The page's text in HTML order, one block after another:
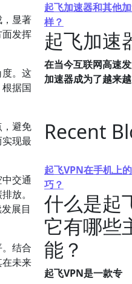
显著
发挥
。这
据国
避免
现最
交通
放。
展目
结合
未来
起飞加速器和其他
样？
起飞加速
在当今互联网高速
加速器成为了越来
Recent
起飞VPN在手机上
巧？
什么是起
它有哪些
能？
起飞VPN是一款专